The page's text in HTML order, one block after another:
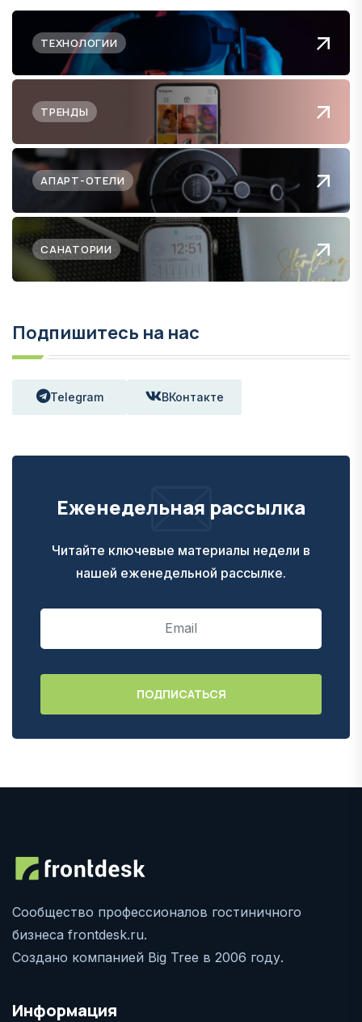
ТЕХНОЛОГИИ
ТРЕНДЫ
АПАРТ-ОТЕЛИ
САНАТОРИИ
Подпишитесь на нас
Telegram ВКонтакте
Еженедельная рассылка
Читайте ключевые материалы недели в
нашей еженедельной рассылке.
Сообщество профессионалов гостиничного
бизнеса frontdesk.ru.
Создано компанией Big Tree в 2006 году.
Информация